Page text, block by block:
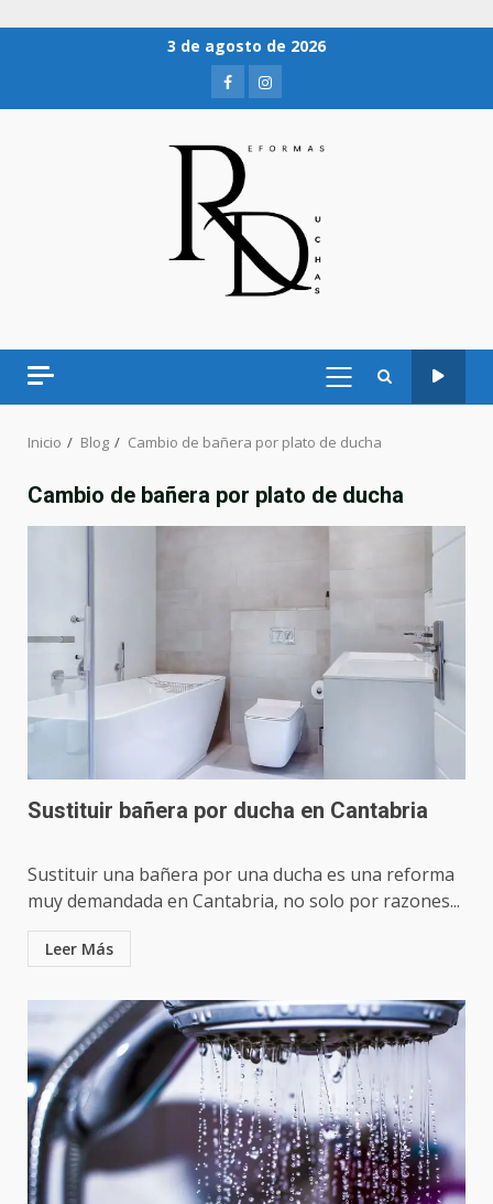
3 de agosto de 2026
Inicio Blog Cambio de bañera por plato de ducha
Cambio de bañera por plato de ducha
Sustituir bañera por ducha en Cantabria
Sustituir una bañera por una ducha es una reforma
muy demandada en Cantabria, no solo por razones...
Leer Más